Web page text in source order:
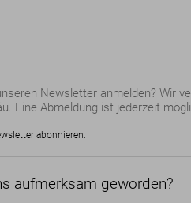
Newsletter anmelden? Wir
Eine Abmeldung ist jederzeit
abonnieren.
aufmerksam geworden?